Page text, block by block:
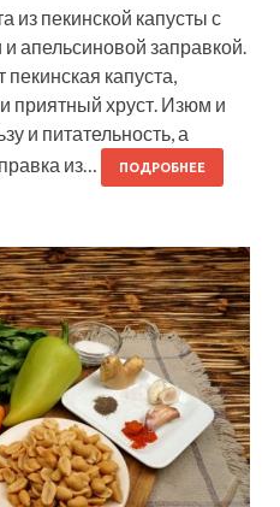
из пекинской капусты с
апельсиновой заправкой.
капуста,
приятный хруст. Изюм и
и питательность, а
из…
ПОДРОБНЕЕ